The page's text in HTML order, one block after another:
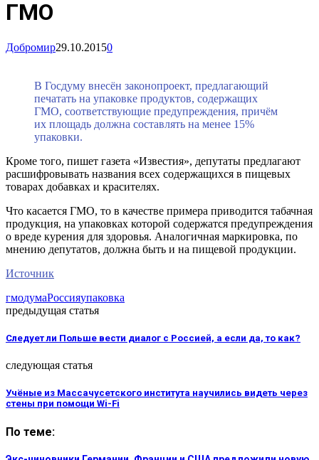
ГМО
Добромир29.10.20150
В Госдуму внесён законопроект, предлагающий
печатать на упаковке продуктов, содержащих
ГМО, соответствующие предупреждения, причём
их площадь должна составлять на менее 15%
упаковки.
Кроме того, пишет газета «Известия», депутаты предлагают
расшифровывать названия всех содержащихся в пищевых
товарах добавках и красителях.
Что касается ГМО, то в качестве примера приводится табачная
продукция, на упаковках которой содержатся предупреждения
о вреде курения для здоровья. Аналогичная маркировка, по
мнению депутатов, должна быть и на пищевой продукции.
Источник
гмодумаРоссияупаковка
предыдущая статья
Следует ли Польше вести диалог с Россией, а если да, то как?
следующая статья
Учёные из Массачусетского института научились видеть через
стены при помощи Wi-Fi
По теме: